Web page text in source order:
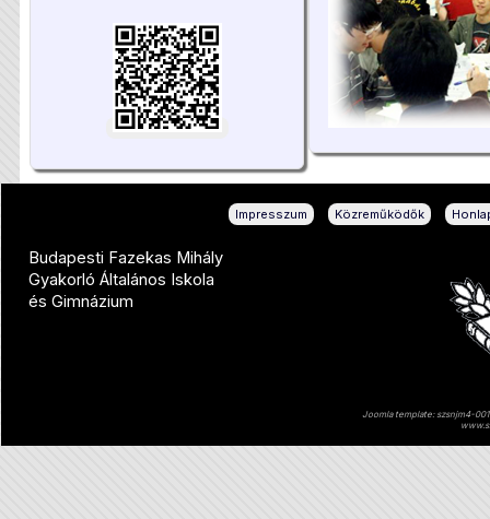
Impresszum Közreműködők
Budapesti Fazekas Mihály
Gyakorló Általános Iskola
és Gimnázium
Joomla template: szsnjm4-